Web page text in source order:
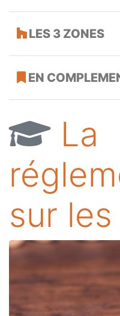
LES 3 ZONES
EN
La
sur